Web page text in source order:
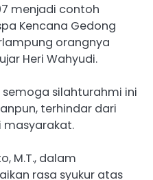
menjadi contoh
Kencana Gedong
orangnya
Heri Wahyudi.
silahturahmi ini
terhindar dari
masyarakat.
M.T., dalam
rasa syukur atas